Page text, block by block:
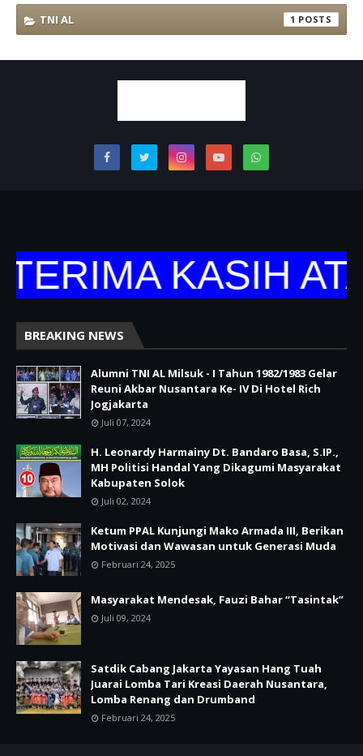
TNI AL 1
KASIH
BREAKING NEWS
Alumni TNI AL Milsuk - I Tahun 1982/1983 Gelar
Reuni Akbar Nusantara Ke- IV Di Hotel Rich
Jogjakarta
Juli 07, 2024
H. Leonardy Harmainy Dt. Bandaro Basa, S.IP.,
MH Politisi Handal Yang Dikagumi Masyarakat
Kabupaten Solok
Juli 02, 2024
Ketum PPAL Kunjungi Mako Armada III, Berikan
Motivasi dan Wawasan untuk Generasi Muda
Februari 24, 2025
Masyarakat Mendesak, Fauzi Bahar “Tasintak”
Juli 09, 2024
Satdik Cabang Jakarta Yayasan Hang Tuah
Juarai Lomba Tari Kreasi Daerah Nusantara,
Lomba Renang dan Drumband
Februari 24, 2025